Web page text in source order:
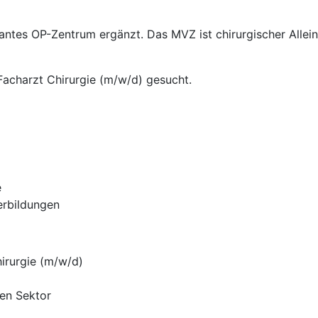
OP-Zentrum ergänzt. Das MVZ ist chirurgischer
Chirurgie (m/w/d) gesucht.
(m/w/d)
Sektor